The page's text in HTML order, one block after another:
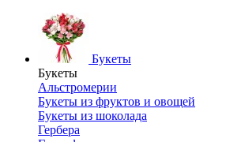
Букеты
Букеты
Альстромерии
Букеты из фруктов и овощей
Букеты из шоколада
Гербера